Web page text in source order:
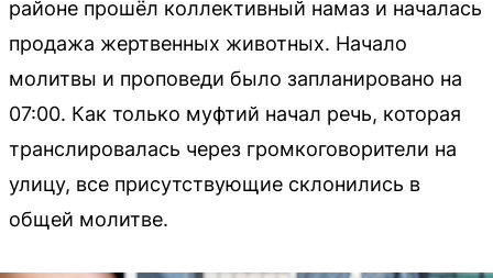
районе прошёл коллективный намаз и началась
продажа жертвенных животных. Начало
молитвы и проповеди было запланировано на
07:00. Как только муфтий начал речь, которая
транслировалась через громкоговорители на
улицу, все присутствующие склонились в
общей молитве.